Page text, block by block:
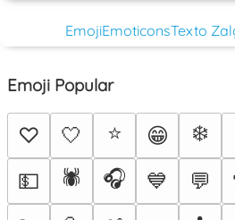
EmojiEmoticonsTexto
Emoji Popular
♡ 🤍 ⭐ 😁 ❄️
💵
🕷️ 🎧 💙 💬